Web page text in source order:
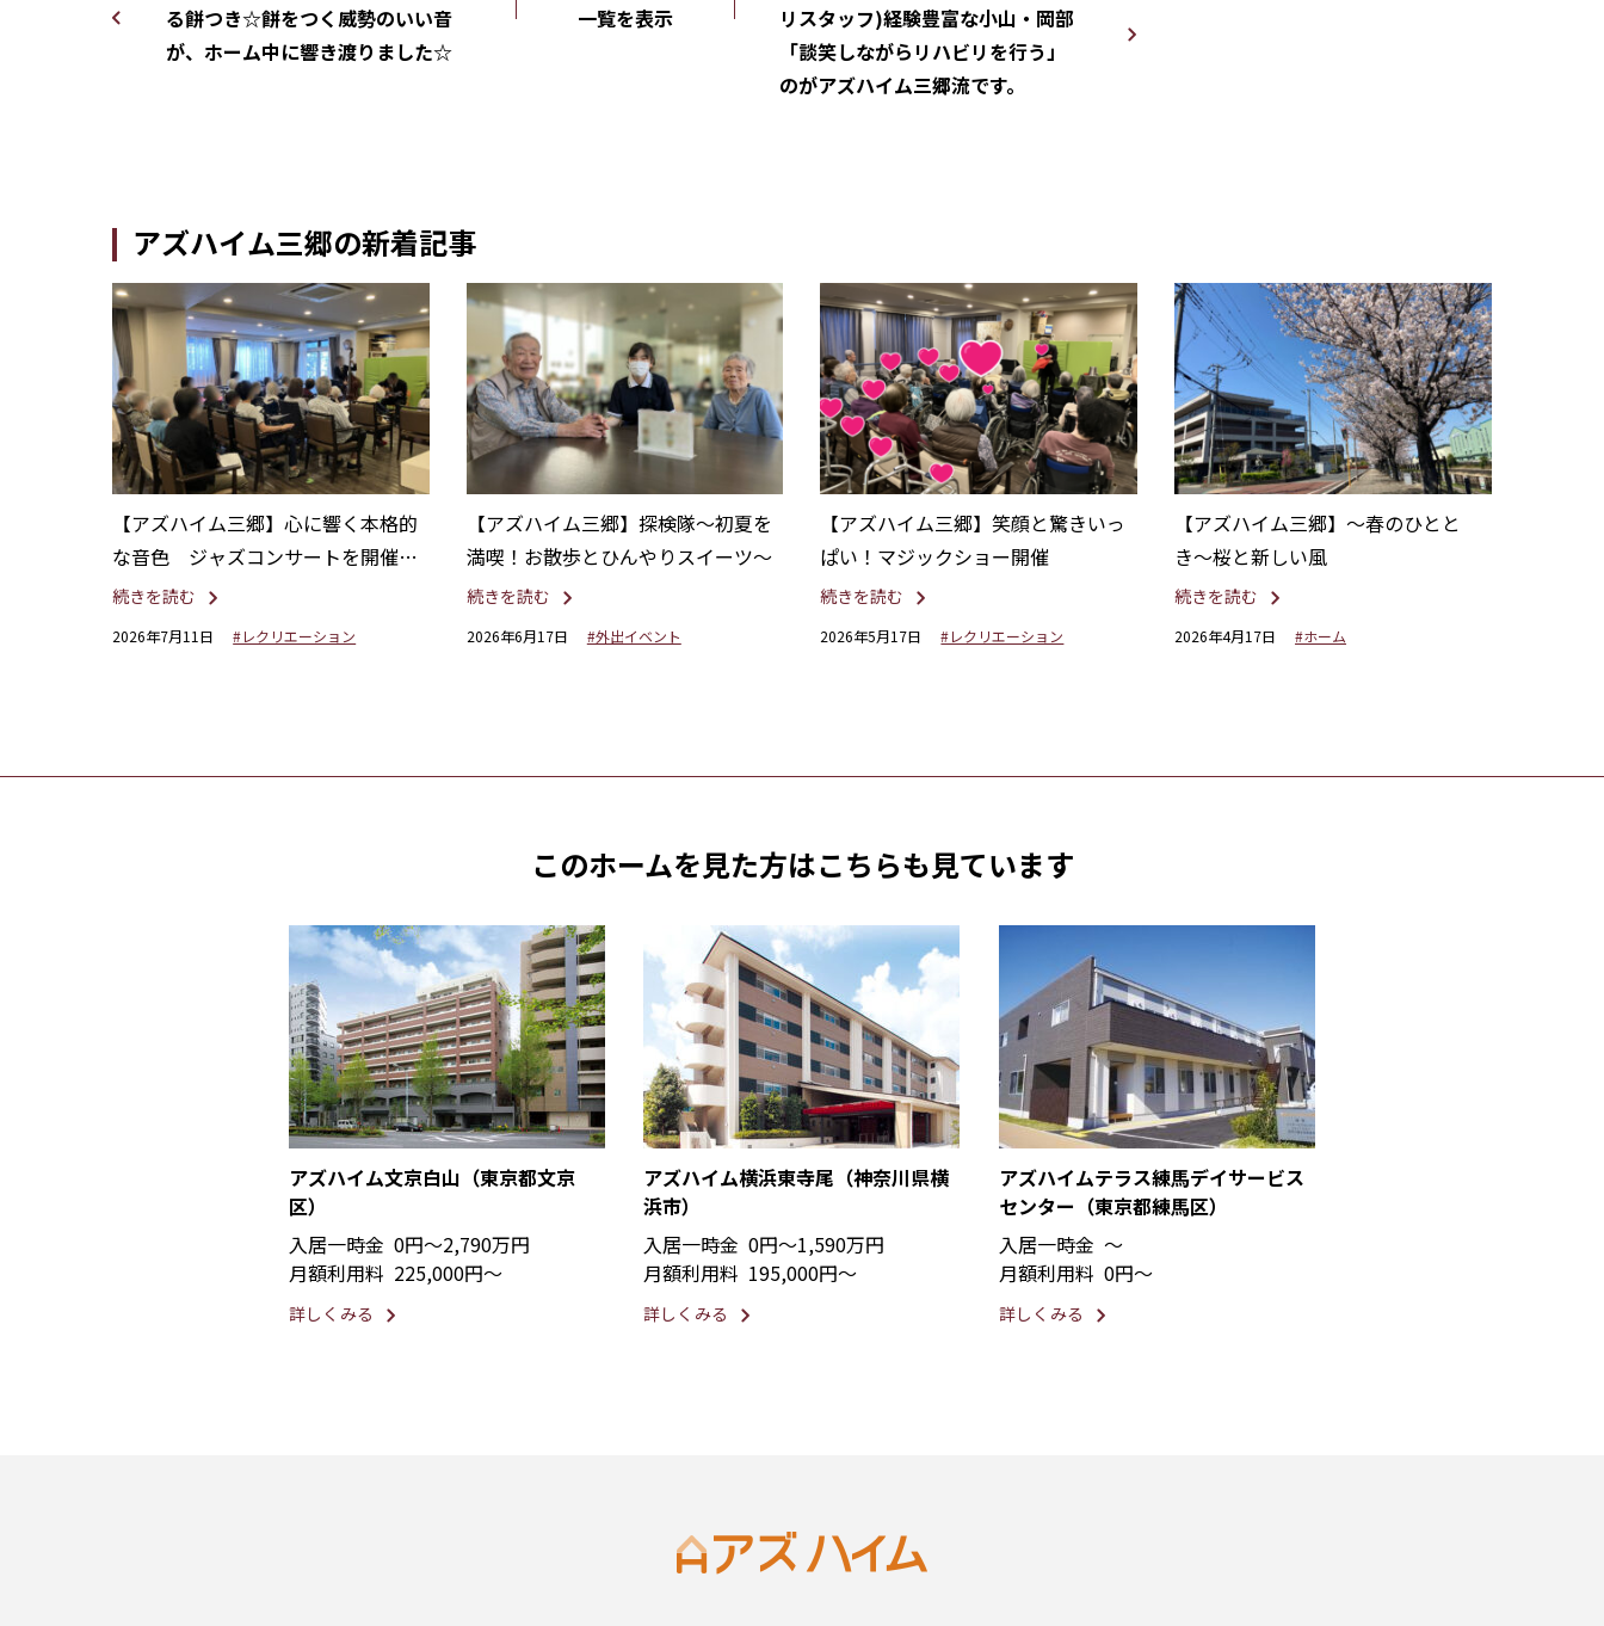
る餅つき☆餅をつく威勢のいい音
が、ホーム中に響き渡りました☆
リスタッフ)経験豊富な小山・岡部
「談笑しながらリハビリを行う」
のがアズハイム三郷流です。
一覧を表示
アズハイム三郷の新着記事
【アズハイム三郷】心に響く本格的
な音色 ジャズコンサートを開催し
ました。
続きを読む
2026年7月11日 #レクリエーション
【アズハイム三郷】探検隊～初夏を
満喫！お散歩とひんやりスイーツ～
続きを読む
2026年6月17日 #外出イベント
【アズハイム三郷】笑顔と驚きいっ
ぱい！マジックショー開催
続きを読む
2026年5月17日 #レクリエーション
【アズハイム三郷】〜春のひとと
き〜桜と新しい風
続きを読む
2026年4月17日 #ホーム
このホームを見た方はこちらも見ています
アズハイム文京白山（東京都文京
区）
入居一時金 0円〜2,790万円
月額利用料 225,000円〜
詳しくみる
アズハイム横浜東寺尾（神奈川県横
浜市）
入居一時金 0円〜1,590万円
月額利用料 195,000円〜
詳しくみる
アズハイムテラス練馬デイサービス
センター（東京都練馬区）
入居一時金 〜
月額利用料 0円〜
詳しくみる